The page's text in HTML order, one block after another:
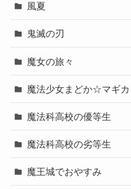
風夏
鬼滅の刃
魔女の旅々
魔法少女まどか☆マギカ
魔法科高校の優等生
魔法科高校の劣等生
魔王城でおやすみ